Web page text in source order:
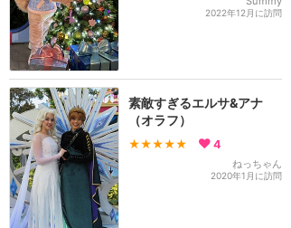
2022年12月に訪問
素敵すぎるエルサ&アナ
（オラフ）
★★★★★ 4
ねっちゃん
2020年1月に訪問